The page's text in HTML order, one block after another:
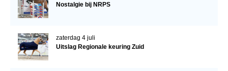
WBSFH
Zoek een hengst
Nostalgie bij NRPS
zaterdag 4 juli
Uitslag Regionale keuring Zuid